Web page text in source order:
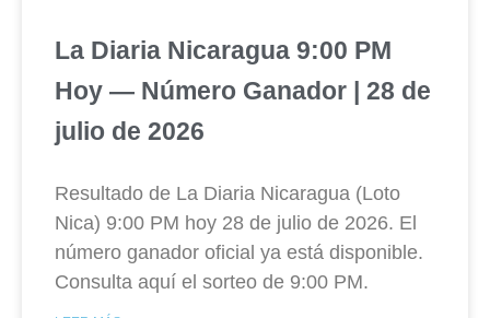
La Diaria Nicaragua 9:00 PM
Hoy — Número Ganador | 28 de
julio de 2026
Resultado de La Diaria Nicaragua (Loto
Nica) 9:00 PM hoy 28 de julio de 2026. El
número ganador oficial ya está disponible.
Consulta aquí el sorteo de 9:00 PM.